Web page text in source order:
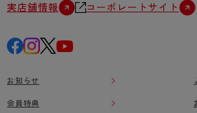
実店舗情報 コーポレートサイト
お知らせ
会員特典